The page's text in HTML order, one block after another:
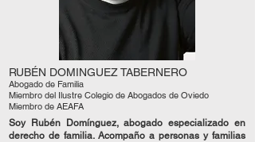
RUBÉN DOMINGUEZ TABERNERO
Abogado de Familia
Miembro del Ilustre Colegio de Abogados de Oviedo
Miembro de AEAFA
Soy Rubén Domínguez, abogado especializado en
derecho de familia. Acompaño a personas y familias